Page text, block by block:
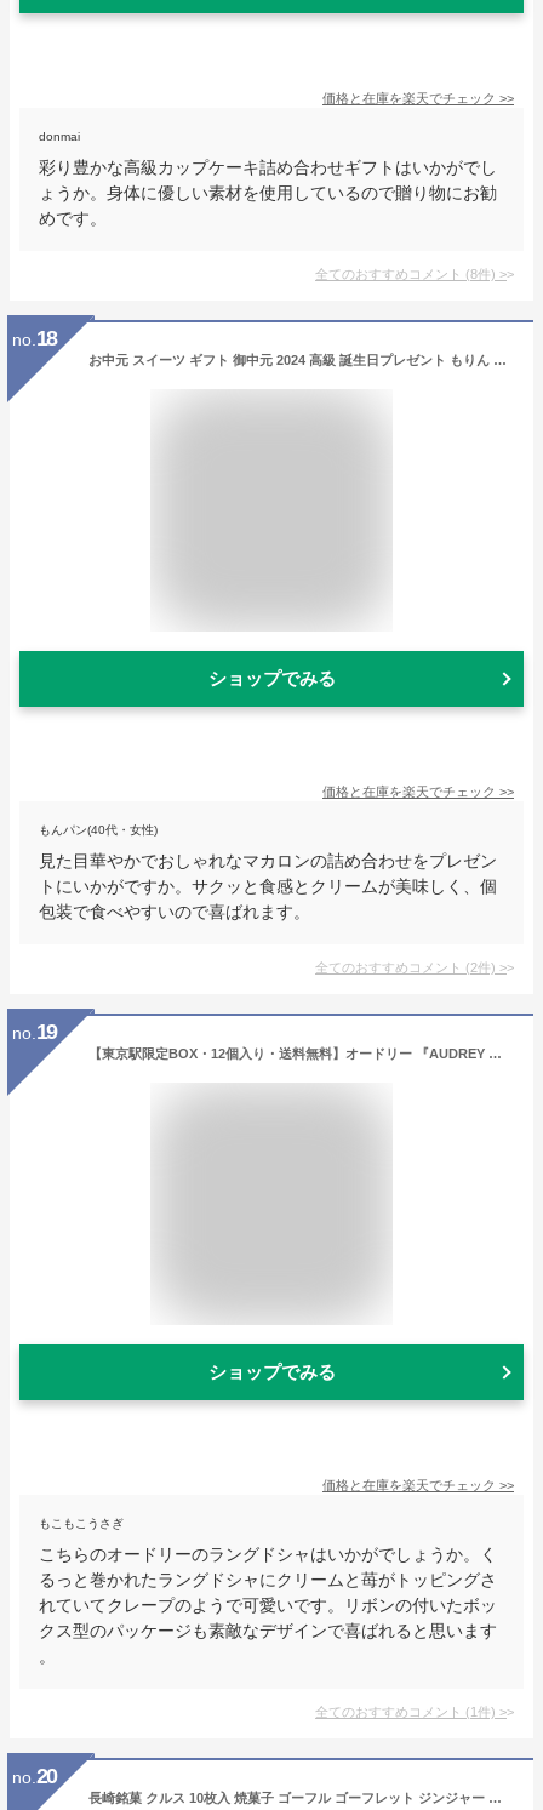
価格と在庫を楽天でチェック >>
donmai
彩り豊かな高級カップケーキ詰め合わせギフトはいかがでし
ょうか。身体に優しい素材を使用しているので贈り物にお勧
めです。
全てのおすすめコメント (8件) >
no. 18
お中元 スイーツ ギフト 御中元 2024 高級 誕生日プレゼント もりん マカロン ギフト 詰め合わせ セット 個包装 おしゃれ オシャレ 可愛い かわいい 手土産 お取り寄せ お菓子 プチギフト お祝い 内祝い 出産祝い お礼 お返し 洋菓子 お中元 スイーツ 贈り物 送料無料 あす楽
ショップでみる
価格と在庫を楽天でチェック >>
もんパン(40代・女性)
見た目華やかでおしゃれなマカロンの詰め合わせをプレゼン
トにいかがですか。サクッと食感とクリームが美味しく、個
包装で食べやすいので喜ばれます。
全てのおすすめコメント (2件) >
no. 19
【東京駅限定BOX・12個入り・送料無料】オードリー 『AUDREY 東京駅限定BOX』 スイーツ お菓子 ラングドシャ 東京土産 手土産 お供え物 お菓子 銘菓 母の日
ショップでみる
価格と在庫を楽天でチェック >>
もこもこうさぎ
こちらのオードリーのラングドシャはいかがでしょうか。く
るっと巻かれたラングドシャにクリームと苺がトッピングさ
れていてクレープのようで可愛いです。リボンの付いたボッ
クス型のパッケージも素敵なデザインで喜ばれると思います
。
全てのおすすめコメント (1件) >
no. 20
長崎銘菓 クルス 10枚入 焼菓子 ゴーフル ゴーフレット ジンジャー ホワイトチョコ 尾曲がり猫 路面電車 缶 長崎 お菓子 スイーツ お土産 手土産 ギフト プレゼント かわいい 尾曲 猫 お取り寄せ お礼 個包装